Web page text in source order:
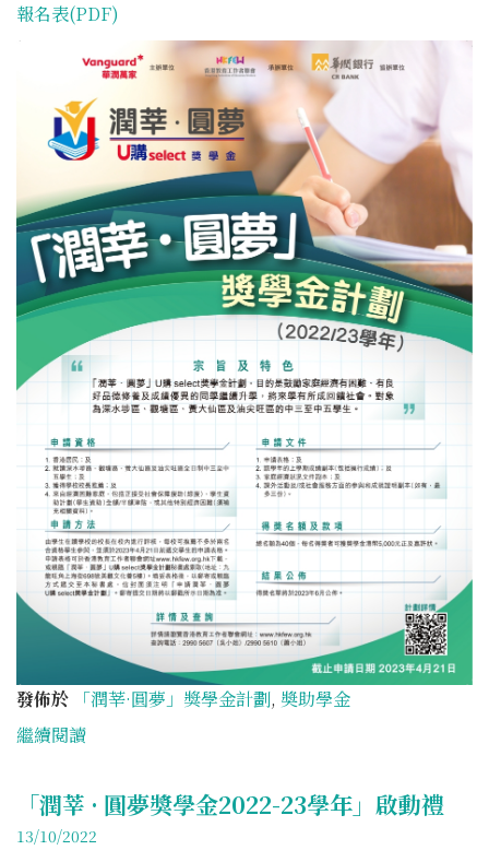
報名表(PDF)
發佈於 「潤莘·圓夢」獎學金計劃, 奬助學金
繼續閱讀
「潤莘 · 圓夢獎學金2022-23學年」啟動禮
13/10/2022